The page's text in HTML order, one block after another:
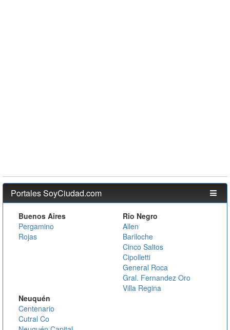
Portales SoyCiudad.com
Buenos Aires
Pergamino
Rojas
Rio Negro
Allen
Bariloche
Cinco Saltos
Cipolletti
General Roca
Gral. Fernandez Oro
Villa Regina
Neuquén
Centenario
Cutral Co